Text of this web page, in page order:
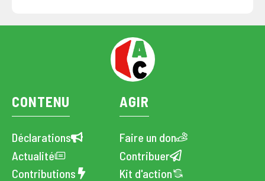
CONTENU
Déclarations
Actualité
Contributions
AGIR
Faire un don
Contribuer
Kit d'action